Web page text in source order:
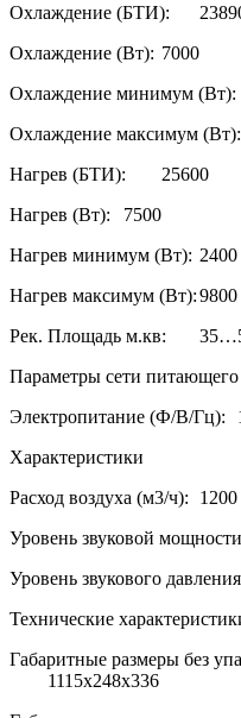
Охлаждение (БТИ):
Охлаждение (Вт): 7000
Охлаждение минимум (Вт):
Охлаждение максимум (Вт):
Нагрев (БТИ):
25600
Нагрев (Вт):
7500
Нагрев минимум (Вт): 2400
Нагрев максимум (Вт):9800
Рек. Площадь м.кв:
Параметры сети
Электропитание (Ф/В/Гц):
Характеристики
Расход воздуха (м3/ч):
1200
Уровень звуковой
Уровень звукового
Технические
Габаритные размеры без
1115x248x336